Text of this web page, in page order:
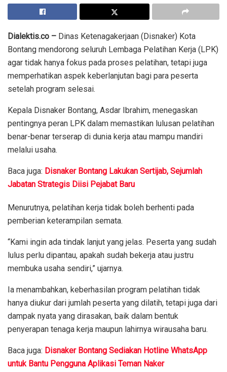
Dialektis.co – Dinas Ketenagakerjaan (Disnaker) Kota
Bontang mendorong seluruh Lembaga Pelatihan Kerja (LPK)
agar tidak hanya fokus pada proses pelatihan, tetapi juga
memperhatikan aspek keberlanjutan bagi para peserta
setelah program selesai.
Kepala Disnaker Bontang, Asdar Ibrahim, menegaskan
pentingnya peran LPK dalam memastikan lulusan pelatihan
benar-benar terserap di dunia kerja atau mampu mandiri
melalui usaha.
Baca juga: Disnaker Bontang Lakukan Sertijab, Sejumlah
Jabatan Strategis Diisi Pejabat Baru
Menurutnya, pelatihan kerja tidak boleh berhenti pada
pemberian keterampilan semata.
“Kami ingin ada tindak lanjut yang jelas. Peserta yang sudah
lulus perlu dipantau, apakah sudah bekerja atau justru
membuka usaha sendiri,” ujarnya.
Ia menambahkan, keberhasilan program pelatihan tidak
hanya diukur dari jumlah peserta yang dilatih, tetapi juga dari
dampak nyata yang dirasakan, baik dalam bentuk
penyerapan tenaga kerja maupun lahirnya wirausaha baru.
Baca juga: Disnaker Bontang Sediakan Hotline WhatsApp
untuk Bantu Pengguna Aplikasi Teman Naker